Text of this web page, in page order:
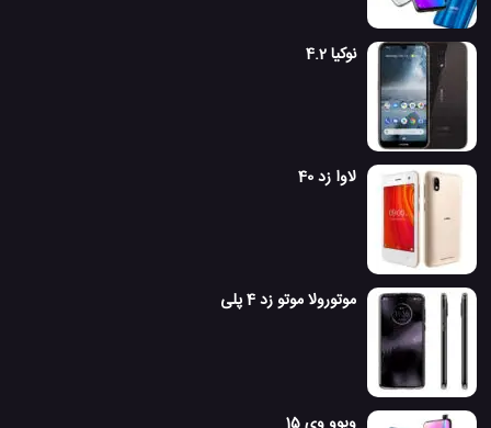
نوکیا 4.2
لاوا زد 40
موتورولا موتو زد 4 پلی